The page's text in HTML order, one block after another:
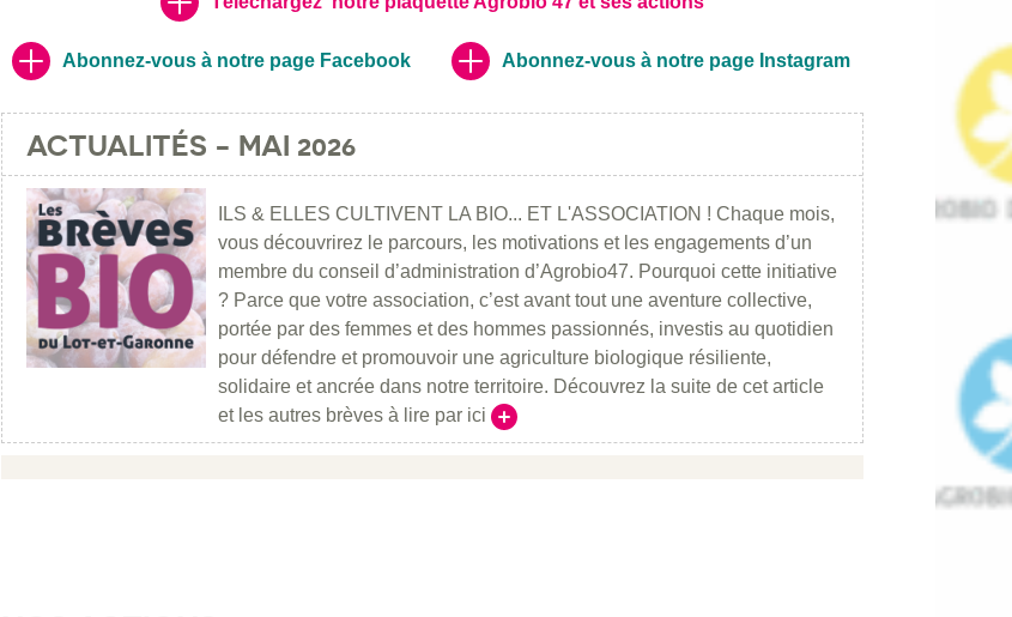
Abonnez-vous à notre page Facebook Abonnez-vous à notre page Instagram
ACTUALITÉS - MAI 2026
ILS & ELLES CULTIVENT LA BIO... ET L'ASSOCIATION ! Chaque mois,
vous découvrirez le parcours, les motivations et les engagements d’un
membre du conseil d’administration d’Agrobio47. Pourquoi cette initiative
? Parce que votre association, c’est avant tout une aventure collective,
portée par des femmes et des hommes passionnés, investis au quotidien
pour défendre et promouvoir une agriculture biologique résiliente,
solidaire et ancrée dans notre territoire. Découvrez la suite de cet article
et les autres brèves à lire par ici
Lire la suite